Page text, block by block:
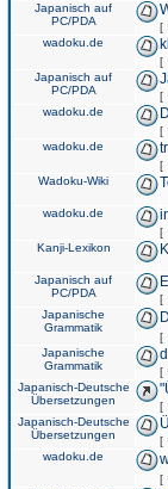
Japanisch auf
PC/PDA
[
wadoku.de
[
Japanisch auf
PC/PDA
[
wadoku.de
[
wadoku.de
[
Wadoku-Wiki
wadoku.de
[
Kanji-Lexikon
Japanisch auf
PC/PDA
[
Japanische
Grammatik
[
Japanische
Grammatik
[
Japanisch-Deutsche
Übersetzungen
[
Japanisch-Deutsche
Übersetzungen
[
wadoku.de
[